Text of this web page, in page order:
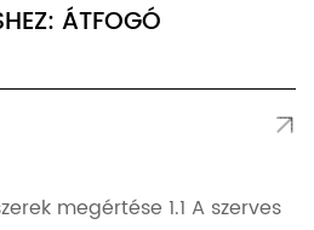
ÁTFOGÓ
megértése 1.1 A szerves